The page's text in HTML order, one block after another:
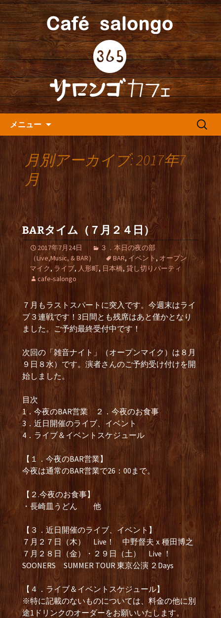
人形町の『365(サロンゴ)カフ
ェ』よりお知らせ
人形町の音楽カフェ『365カフェ』より
最新情報をお届けします。
メニュー
検
月別アーカイブ: 2017年7
月
BARタイム（７月２４日）
2017年7月24日
３．本日の夜の部
（Live,Music, & BAR）
BAR, イベント, オープン
マイク, ライブ, 人形町, 日本橋, 貸し切りパーティ
cafe-salongo
７月もラストスパートに突入です。今週末はライ
ブ３連戦です！3日間とも残席はあと僅かとなり
ました。ご予約最終受付中です！
次回の「雑音ナイト」（オープンマイク）は８月
９日８水）です。演者さんのご予約受け付けを開
始しました。
目次
1．今夜のBAR営業 ２．今夜のお食事
3．近日開催のライブ、イベント
4．ライブ＆イベントスケジュール
【１．今夜のBAR営業】
今夜は通常のBAR営業で26：00まで。
【２.今夜のお食事】
・長崎皿うどん 他
【３．近日開催のライブ、イベント】
７月２７日（木） Live！ 中野督夫ｘ種田博之
７月２８日（金）・２９日（土） Live ！
SOONERS SUMMER TOUR 東京公演 ２Days
【４．ライブ＆イベントスケジュール】
※特に記載のないものについては、料金の他に別
途1ドリンクのオーダーをお願いいたします。